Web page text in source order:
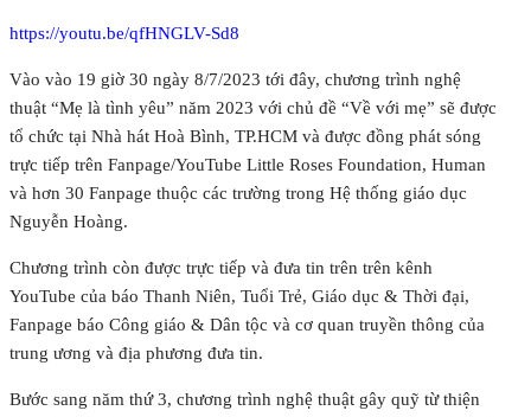
https://youtu.be/qfHNGLV-Sd8
Vào vào 19 giờ 30 ngày 8/7/2023 tới đây, chương trình nghệ
thuật “Mẹ là tình yêu” năm 2023 với chủ đề “Về với mẹ” sẽ được
tổ chức tại Nhà hát Hoà Bình, TP.HCM và được đồng phát sóng
trực tiếp trên Fanpage/YouTube Little Roses Foundation, Human
và hơn 30 Fanpage thuộc các trường trong Hệ thống giáo dục
Nguyễn Hoàng.
Chương trình còn được trực tiếp và đưa tin trên trên kênh
YouTube của báo Thanh Niên, Tuổi Trẻ, Giáo dục & Thời đại,
Fanpage báo Công giáo & Dân tộc và cơ quan truyền thông của
trung ương và địa phương đưa tin.
Bước sang năm thứ 3, chương trình nghệ thuật gây quỹ từ thiện